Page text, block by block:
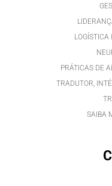
PRÁTICAS DE
TRADUTOR,
SAIBA